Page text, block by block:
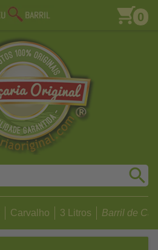
0
Carvalho 3 Litros Barril de